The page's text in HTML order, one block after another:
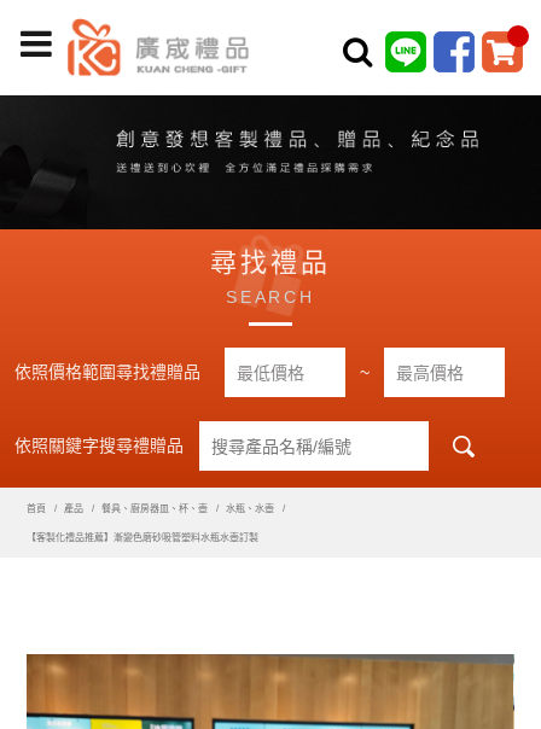
尋找禮品
SEARCH
依照價格範圍尋找禮贈品 ~
依照關鍵字搜尋禮贈品
首頁 產品 餐具、廚房器皿、杯、壺 水瓶、水壺
【客製化禮品推薦】漸變色磨砂吸管塑料水瓶水壺訂製